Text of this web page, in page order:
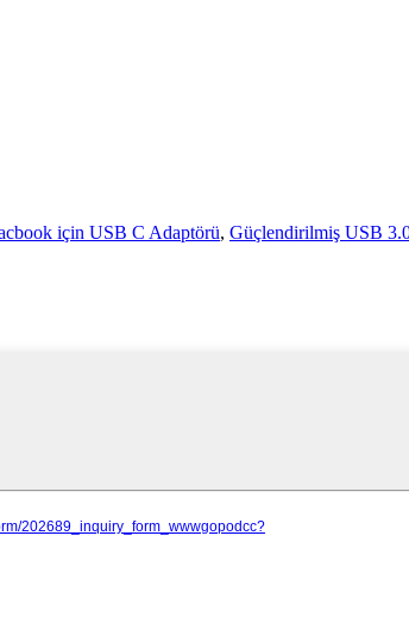
için USB C Adaptörü, Güçlendirilmiş USB